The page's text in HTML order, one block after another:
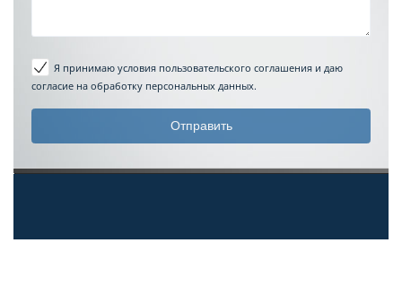
Я принимаю условия пользовательского соглашения и даю
согласие на обработку персональных данных.